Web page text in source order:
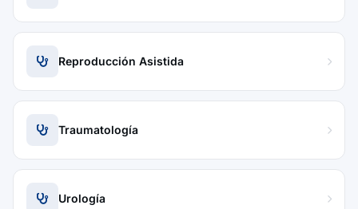
Reproducción Asistida
Traumatología
Urología